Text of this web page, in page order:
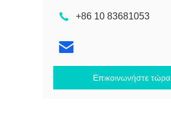
+86 10 83681053
Επικοινωνήστε τώρα